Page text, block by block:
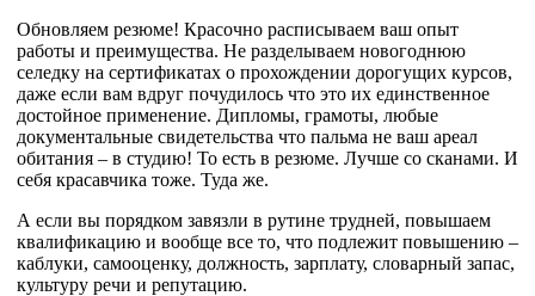
Обновляем резюме! Красочно расписываем ваш опыт
работы и преимущества. Не разделываем новогоднюю
селедку на сертификатах о прохождении дорогущих курсов,
даже если вам вдруг почудилось что это их единственное
достойное применение. Дипломы, грамоты, любые
документальные свидетельства что пальма не ваш ареал
обитания – в студию! То есть в резюме. Лучше со сканами. И
себя красавчика тоже. Туда же.
А если вы порядком завязли в рутине трудней, повышаем
квалификацию и вообще все то, что подлежит повышению –
каблуки, самооценку, должность, зарплату, словарный запас,
культуру речи и репутацию.